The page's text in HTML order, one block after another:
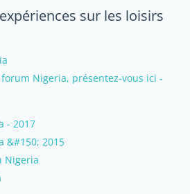
sur les loisirs
Nigeria, présentez-vous ici -
- 2017
&#150; 2015
Nigeria